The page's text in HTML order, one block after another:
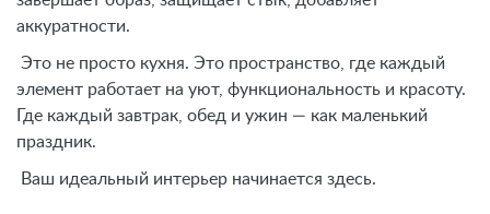
аккуратности.
Это не просто кухня. Это пространство, где каждый
элемент работает на уют, функциональность и красоту.
Где каждый завтрак, обед и ужин — как маленький
праздник.
Ваш идеальный интерьер начинается здесь.